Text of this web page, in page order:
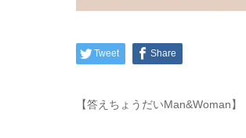
Tweet Share
【答えちょうだいMan&Woman】